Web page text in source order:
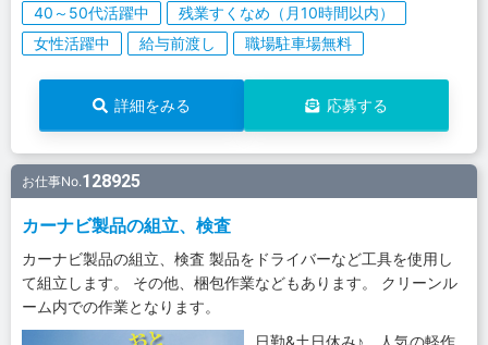
40～50代活躍中
残業すくなめ（月10時間以内）
女性活躍中
給与前渡し 職場駐車場無料
詳細をみる 応募する
お仕事No.128925
カーナビ製品の組立、検査
カーナビ製品の組立、検査 製品をドライバーなど工具を使用し
て組立します。 その他、梱包作業などもあります。 クリーンル
ーム内での作業となります。